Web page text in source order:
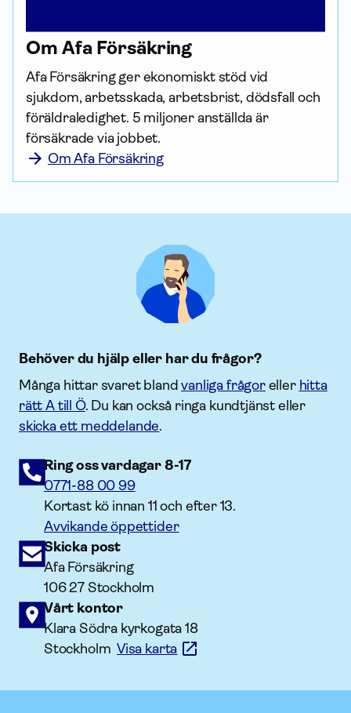
Om Afa För­säkring
Afa För­säkring ger ekonomiskt stöd vid
sjukdom, arbetsskada, arbetsbrist, dödsfall och
föräldraledighet. 5 miljoner anställda är
försäkrade via jobbet.
Om Afa Försäkring
Behöver du hjälp eller har du frågor?
Många hittar svaret blandvanliga frågoreller hitta
rätt A till Ö. Du kan också ringa kundtjänst eller
skicka ett meddelande.
Ring oss vardagar 8-17
0771-88 00 99
Kortast kö innan 11 och efter 13.
Avvikande öppettider
Skicka post
Afa Försäkring
106 27 Stockholm
Vårt kontor
Klara Södra kyrkogata 18
StockholmVisa karta